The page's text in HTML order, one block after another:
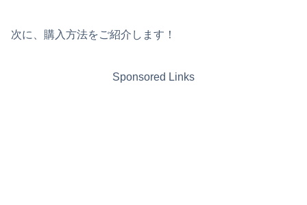
次に、購入方法をご紹介します！
Sponsored Links